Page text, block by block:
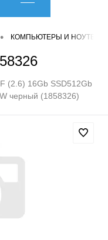
• КОМПЬЮТЕРЫ И
(2.6) 16Gb SSD512Gb
черный (1858326)